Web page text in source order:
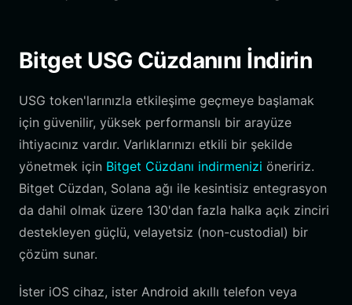
Bitget USG Cüzdanını İndirin
USG token'larınızla etkileşime geçmeye başlamak
için güvenilir, yüksek performanslı bir arayüze
ihtiyacınız vardır. Varlıklarınızı etkili bir şekilde
yönetmek için Bitget Cüzdanı indirmenizi öneririz.
Bitget Cüzdan, Solana ağı ile kesintisiz entegrasyon
da dahil olmak üzere 130'dan fazla halka açık zinciri
destekleyen güçlü, velayetsiz (non-custodial) bir
çözüm sunar.
İster iOS cihaz, ister Android akıllı telefon veya